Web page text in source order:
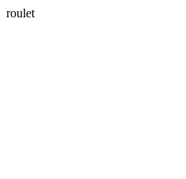
roulet